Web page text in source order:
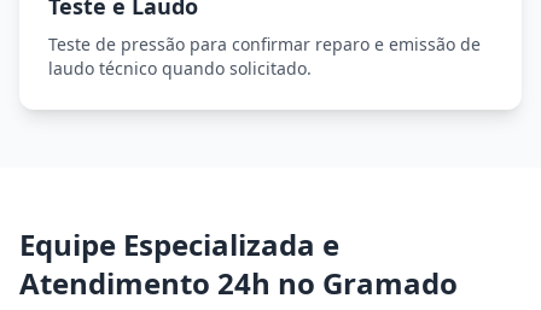
Teste e Laudo
Teste de pressão para confirmar reparo e emissão de
laudo técnico quando solicitado.
Equipe Especializada e
Atendimento 24h no Gramado